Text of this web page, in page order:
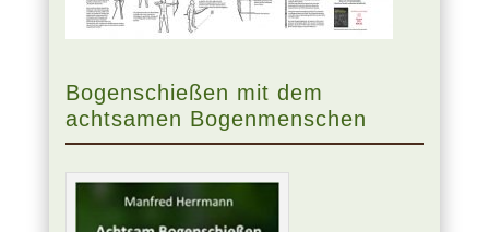
Bogenschießen mit dem
achtsamen Bogenmenschen